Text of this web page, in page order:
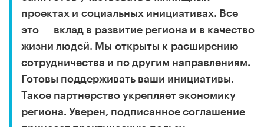
проектах и социальных инициативах. Все
это — вклад в развитие региона и в качество
жизни людей. Мы открыты к расширению
сотрудничества и по другим направлениям.
Готовы поддерживать ваши инициативы.
Такое партнерство укрепляет экономику
региона. Уверен, подписанное соглашение